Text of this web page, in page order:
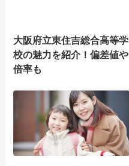
大阪府立東住吉総合高等学
校の魅力を紹介！偏差値や
倍率も